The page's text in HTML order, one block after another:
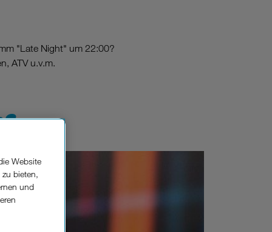
"Late Night" um 22:00?
ATV u.v.m.
Website
bieten,
und